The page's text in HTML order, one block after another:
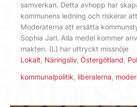
samverkan. Detta avhopp har
kommunens ledning och riskerar
Moderaterna att ersätta
Sophia Jarl. Alla medel kommer
makten. (L) har uttryckt missnöje
Lokalt, Näringsliv, Östergötland,
kommunalpolitik liberalerna